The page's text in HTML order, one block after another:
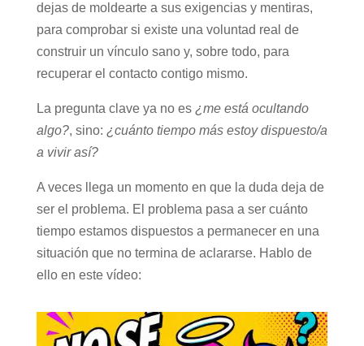
dejas de moldearte a sus exigencias y mentiras,
para comprobar si existe una voluntad real de
construir un vínculo sano y, sobre todo, para
recuperar el contacto contigo mismo.
La pregunta clave ya no es ¿me está ocultando
algo?, sino: ¿cuánto tiempo más estoy dispuesto/a
a vivir así?
A veces llega un momento en que la duda deja de
ser el problema. El problema pasa a ser cuánto
tiempo estamos dispuestos a permanecer en una
situación que no termina de aclararse. Hablo de
ello en este vídeo: